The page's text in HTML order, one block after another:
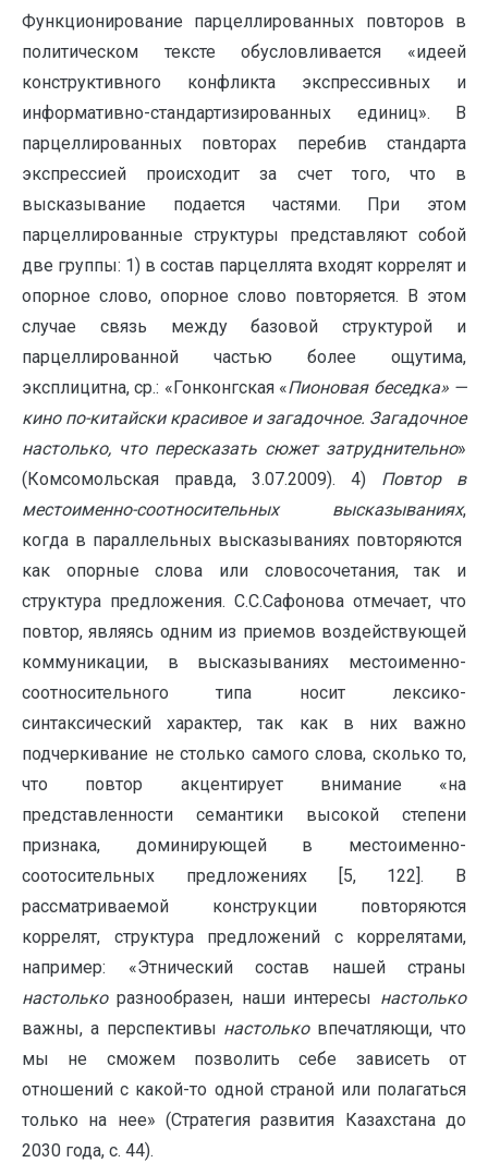
Функционирование парцеллированных повторов в
политическом тексте обусловливается «идеей
конструктивного конфликта экспрессивных и
информативно-стандартизированных единиц». В
парцеллированных повторах перебив стандарта
экспрессией происходит за счет того, что в
высказывание подается частями. При этом
парцеллированные структуры представляют собой
две группы: 1) в состав парцеллята входят коррелят и
опорное слово, опорное слово повторяется. В этом
случае связь между базовой структурой и
парцеллированной частью более ощутима,
эксплицитна, ср.: «Гонконгская «Пионовая беседка» —
кино по-китайски красивое и загадочное. Загадочное
настолько, что пересказать сюжет затруднительно»
(Комсомольская правда, 3.07.2009). 4) Повтор в
местоименно-соотносительных высказываниях,
когда в параллельных высказываниях повторяются
как опорные слова или словосочетания, так и
структура предложения. С.С.Сафонова отмечает, что
повтор, являясь одним из приемов воздействующей
коммуникации, в высказываниях местоименно-
соотносительного типа носит лексико-
синтаксический характер, так как в них важно
подчеркивание не столько самого слова, сколько то,
что повтор акцентирует внимание «на
представленности семантики высокой степени
признака, доминирующей в местоименно-
соотосительных предложениях [5, 122]. В
рассматриваемой конструкции повторяются
коррелят, структура предложений с коррелятами,
например: «Этнический состав нашей страны
настолькоразнообразен, наши интересы настолько
важны, а перспективы настольковпечатляющи, что
мы не сможем позволить себе зависеть от
отношений с какой-то одной страной или полагаться
только на нее» (Стратегия развития Казахстана до
2030 года, с. 44).